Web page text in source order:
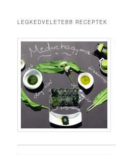
LEGKEDVELETEBB RECEPTEK